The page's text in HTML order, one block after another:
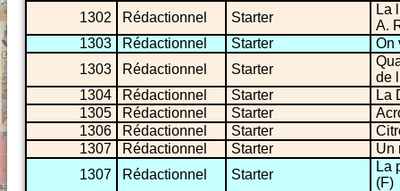
1302
Rédactionnel Starter
La
A.
1303
Rédactionnel Starter
On
1303
Rédactionnel Starter
de
1304
Rédactionnel Starter
La
1305
Rédactionnel Starter
1306
Rédactionnel Starter
1307
Rédactionnel Starter
Un
1307
Rédactionnel Starter
La
(F)